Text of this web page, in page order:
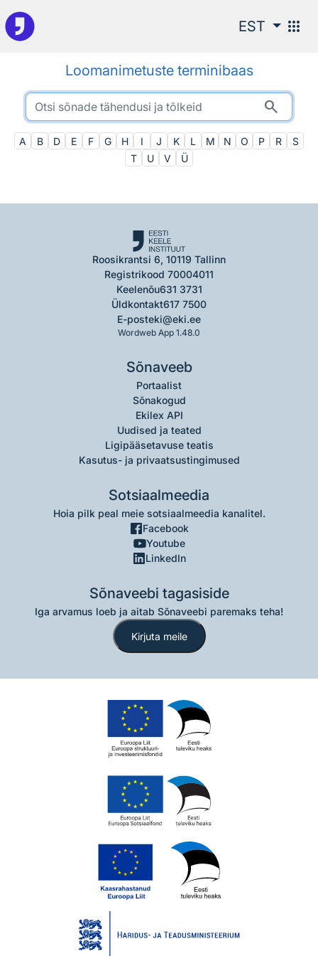
Otsingu juurde
EST apps
Loomanimetuste terminibaas
search
A B D E F G H I J K L M N O P R
S
T
U V Ü
Roosikrantsi 6, 10119 Tallinn
Registrikood 70004011
Keelenõu631 3731
Üldkontakt617 7500
E-posteki@eki.ee
Wordweb App 1.48.0
Sõnaveeb
Portaalist
Sõnakogud
Ekilex API
Uudised ja teated
Ligipääsetavuse teatis
Kasutus- ja privaatsustingimused
Sotsiaalmeedia
Hoia pilk peal meie sotsiaalmeedia kanalitel.
Facebook
Youtube
LinkedIn
Sõnaveebi tagasiside
Iga arvamus loeb ja aitab Sõnaveebi paremaks teha!
Kirjuta meile